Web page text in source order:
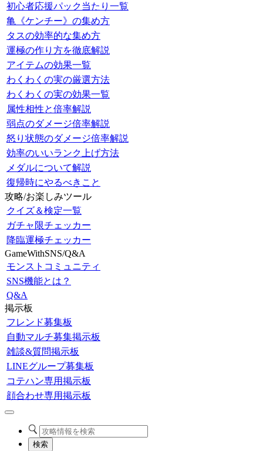
初心者応援パック当たり一覧
亀《ケンチー》の集め方
タスの効率的な集め方
運極の作り方を徹底解説
アイテムの効果一覧
わくわくの実の厳選方法
わくわくの実の効果一覧
属性相性と倍率解説
弱点のダメージ倍率解説
怒り状態のダメージ倍率解説
効率のいいランク上げ方法
メダルについて解説
復帰時にやるべきこと
攻略/お楽しみツール
クイズ＆検定一覧
ガチャ限チェッカー
降臨運極チェッカー
GameWithSNS/Q&A
モンストコミュニティ
SNS機能とは？
Q&A
掲示板
フレンド募集板
自動マルチ募集掲示板
雑談&質問掲示板
LINEグループ募集板
コテハン専用掲示板
顔合わせ専用掲示板
検索